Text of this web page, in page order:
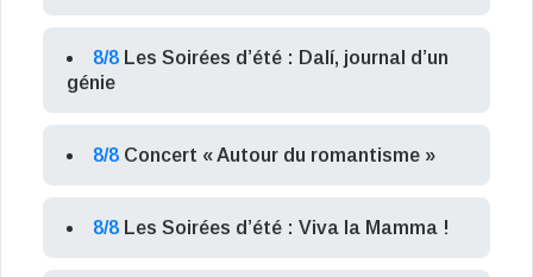
8/8 Les Soirées d’été : Dalí, journal d’un
génie
8/8 Concert « Autour du romantisme »
8/8 Les Soirées d’été : Viva la Mamma !